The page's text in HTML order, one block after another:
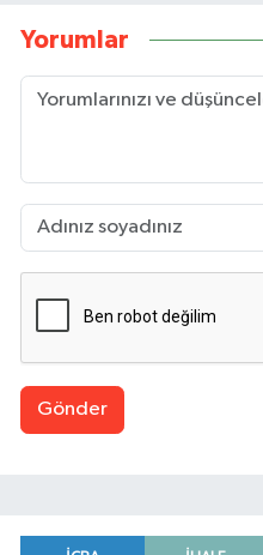
Yorumlar
Gönder